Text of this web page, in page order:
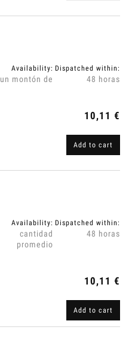
Availability:
un montón de
Dispatched within:
48 horas
10,11 €
Add to cart
Availability:
cantidad
promedio
Dispatched within:
48 horas
10,11 €
Add to cart